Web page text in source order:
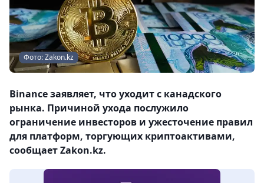
Фото: Zakon.kz
Binance заявляет, что уходит с канадского
рынка. Причиной ухода послужило
ограничение инвесторов и ужесточение правил
для платформ, торгующих криптоактивами,
сообщает Zakon.kz.